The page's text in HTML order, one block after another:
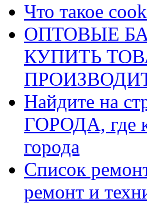
Что такое
ОПТОВЫЕ
КУПИТЬ
Найдите на
ГОРОДА, где
города
Список
ремонт и